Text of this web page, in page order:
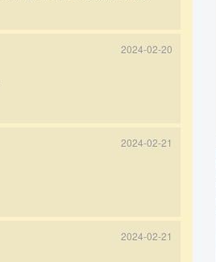
2024-02-20
2024-02-21
2024-02-21